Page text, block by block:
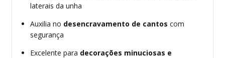
laterais da unha
Auxilia no desencravamento de cantos com
segurança
Excelente para decorações minuciosas e